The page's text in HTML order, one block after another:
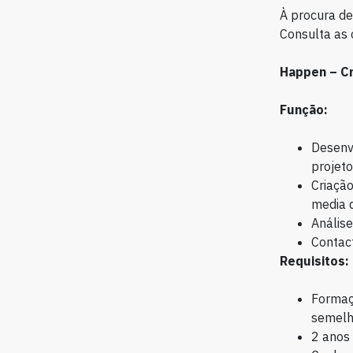
À procura
Consulta as
Happen –
Função:
media
Requisitos:
2